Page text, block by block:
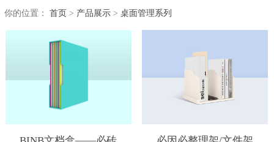
你的位置：首页 > 产品展示 >桌面管理系列